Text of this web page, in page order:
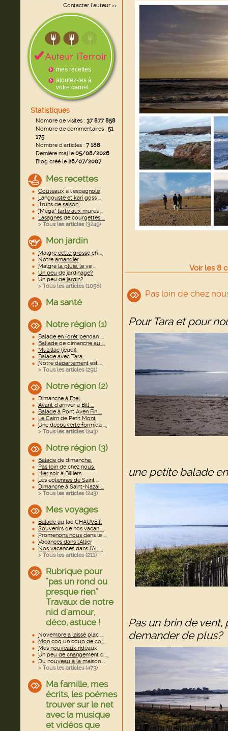
Contacter l'auteur >>
mes recettes
ajoutez-les à
votre carnet
Statistiques
Nombre de visites : 37 877 858
Nombre de commentaires : 51
175
Nombre d'articles : 7 188
Dernière màj le05/08/2026
Blog créé le26/07/2007
Mes recettes
Couteaux à l'espagnole
Langouste et kari goss ...
"fruits de saison"
"Méga" tarte aux mûres ...
Lasagnes de courgettes ...
> Tous les articles (3249)
Mon jardin
Malgré cette grosse ch ...
Notre amandier
Malgré la pluie, le ve ...
Un peu de jardinage?
Un peu de jardin?
> Tous les articles (1058)
Ma santé
Notre région (1)
Balade en forêt pendan ...
Ballade de dimanche au ...
Muzillac (jeudi).
Balade avec Tara.
Notre département est ...
> Tous les articles (291)
Notre région (2)
Dimanche à Etel.
Avant d'arriver à Bill ...
Balade à Pont Aven Fin ...
Le Cairn de Petit Mont
Une découverte formida ...
> Tous les articles (243)
Notre région (3)
Balade de dimanche.
Pas loin de chez nous.
Hier soir à Billiers
Les éoliennes de Saint ...
Dimanche à Saint-Nazai ...
> Tous les articles (243)
Mes voyages
Balade au lac CHAUVET.
Souvenirs de nos vacan ...
Promenons nous dans le ...
Vacances dans l'Allier
Nos vacances dans l'AL ...
> Tous les articles (211)
Rubrique pour
"pas un rond ou
presque rien"
Travaux de notre
nid d'amour,
déco, astuce !
Novembre a laissé plac ...
Mon coq un coup de co ...
Mes nouveaux rideaux
Un peu de changement d ...
Du nouveau à la maison ...
> Tous les articles (473)
Ma famille, mes
écrits, les poémes
trouver sur le net
avec la musique
et vidéos que
Voir les8
Pas loin de chez
Pour Tara et pour
une petite balade
Pas un brin de
demander de plus?